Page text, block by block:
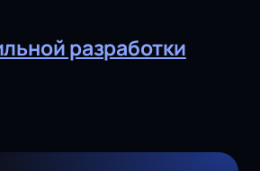
разработки